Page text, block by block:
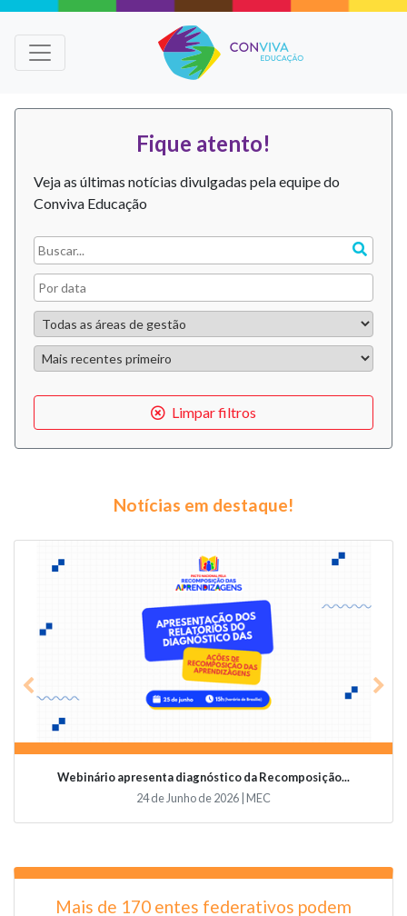
Fique atento!
Veja as últimas notícias divulgadas pela equipe do
Conviva Educação
Limpar filtros
Notícias em destaque!
apresenta diagnóstico da Recomposição...
24 de Junho de 2026 | MEC
Previous
Mais de 170 entes federativos podem